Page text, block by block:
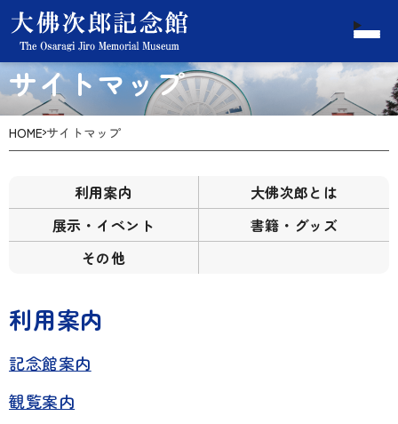
サイトマップ
HOME サイトマップ
利用案内
大佛次郎とは
展示・イベント
書籍・グッズ
その他
利用案内
記念館案内
観覧案内